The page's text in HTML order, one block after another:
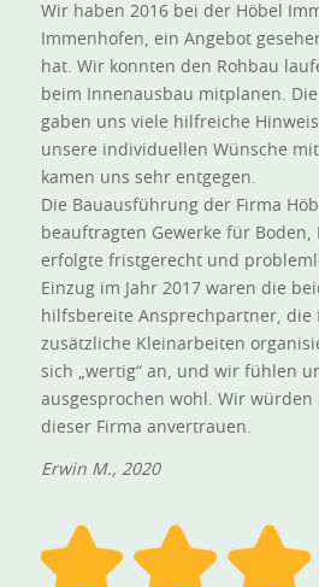
Wir haben 2016 bei der Höbel
Immenhofen, ein Angebot
hat. Wir konnten den Rohbau
beim Innenausbau mitplanen.
gaben uns viele hilfreiche
unsere individuellen Wünsche
kamen uns sehr entgegen.
Die Bauausführung der Firma
beauftragten Gewerke für Boden,
erfolgte fristgerecht und
Einzug im Jahr 2017 waren die
hilfsbereite Ansprechpartner, die
zusätzliche Kleinarbeiten
sich „wertig“ an, und wir fühlen
ausgesprochen wohl. Wir
dieser Firma anvertrauen.
Erwin M., 2020